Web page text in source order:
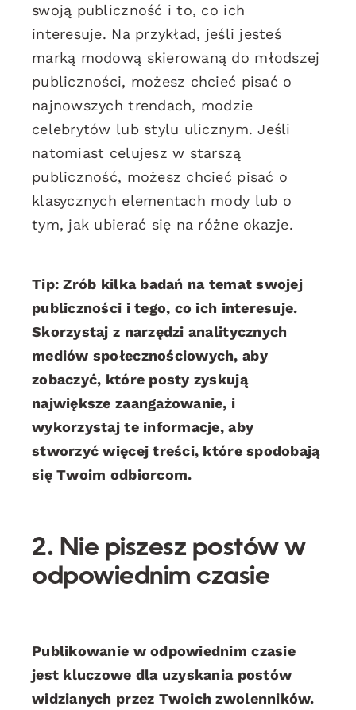
swoją publiczność i to, co ich
interesuje. Na przykład, jeśli jesteś
marką modową skierowaną do młodszej
publiczności, możesz chcieć pisać o
najnowszych trendach, modzie
celebrytów lub stylu ulicznym. Jeśli
natomiast celujesz w starszą
publiczność, możesz chcieć pisać o
klasycznych elementach mody lub o
tym, jak ubierać się na różne okazje.
Tip: Zrób kilka badań na temat swojej
publiczności i tego, co ich interesuje.
Skorzystaj z narzędzi analitycznych
mediów społecznościowych, aby
zobaczyć, które posty zyskują
największe zaangażowanie, i
wykorzystaj te informacje, aby
stworzyć więcej treści, które spodobają
się Twoim odbiorcom.
2. Nie piszesz postów w
odpowiednim czasie
Publikowanie w odpowiednim czasie
jest kluczowe dla uzyskania postów
widzianych przez Twoich zwolenników.